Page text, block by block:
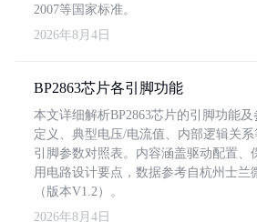
2007等国家标准。
2026年8月4日
BP2863芯片各引脚功能
本文详细解析BP2863芯片的引脚功能
定义、典型电压/电流值、内部逻辑关
引脚参数对照表。内容涵盖驱动配置、
用电路设计要点，数据参考自杭州士兰
（版本V1.2）。
2026年8月4日